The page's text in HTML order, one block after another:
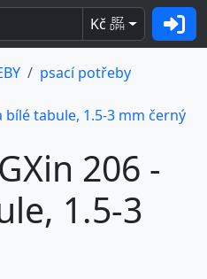
Kč BEZ
DPH
psací potřeby
bílé tabule, 1.5-3 mm černý
206 -
1.5-3